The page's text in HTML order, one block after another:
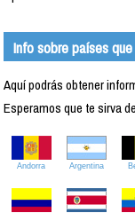
Info sobre países
Aquí podrás obtener
Esperamos que te sirva
Andorra Argentina